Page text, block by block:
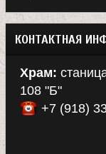
КОНТАКТНАЯ
Храм:
108 "Б"
+7 (918)